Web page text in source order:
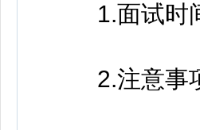
1.面试时间
2.注意事